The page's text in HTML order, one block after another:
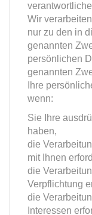
Wir
nur zu den in
genannten
persönlichen
genannten
Ihre
wenn:
Sie Ihre
haben,
die
mit Ihnen
die
Verpflichtung
die
Interessen